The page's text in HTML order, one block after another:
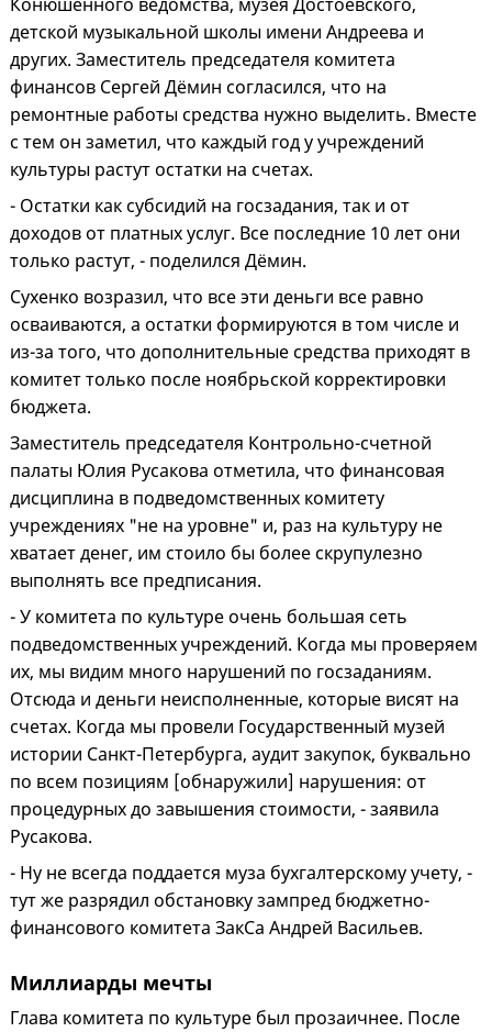
детской музыкальной школы имени Андреева и
других. Заместитель председателя комитета
финансов Сергей Дёмин согласился, что на
ремонтные работы средства нужно выделить. Вместе
с тем он заметил, что каждый год у учреждений
культуры растут остатки на счетах.
- Остатки как субсидий на госзадания, так и от
доходов от платных услуг. Все последние 10 лет они
только растут, - поделился Дёмин.
Сухенко возразил, что все эти деньги все равно
осваиваются, а остатки формируются в том числе и
из-за того, что дополнительные средства приходят в
комитет только после ноябрьской корректировки
бюджета.
Заместитель председателя Контрольно-счетной
палаты Юлия Русакова отметила, что финансовая
дисциплина в подведомственных комитету
учреждениях "не на уровне" и, раз на культуру не
хватает денег, им стоило бы более скрупулезно
выполнять все предписания.
- У комитета по культуре очень большая сеть
подведомственных учреждений. Когда мы проверяем
их, мы видим много нарушений по госзаданиям.
Отсюда и деньги неисполненные, которые висят на
счетах. Когда мы провели Государственный музей
истории Санкт-Петербурга, аудит закупок, буквально
по всем позициям [обнаружили] нарушения: от
процедурных до завышения стоимости, - заявила
Русакова.
- Ну не всегда поддается муза бухгалтерскому учету, -
тут же разрядил обстановку зампред бюджетно-
финансового комитета ЗакСа Андрей Васильев.
Миллиарды мечты
Глава комитета по культуре был прозаичнее. После